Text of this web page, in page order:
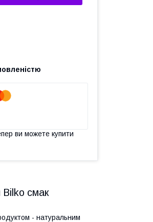
ви можете купити
Bilko смак
- натуральним